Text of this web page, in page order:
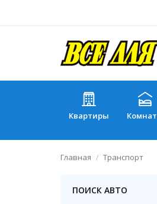
Квартиры
Главная Транспорт
ПОИСК АВТО